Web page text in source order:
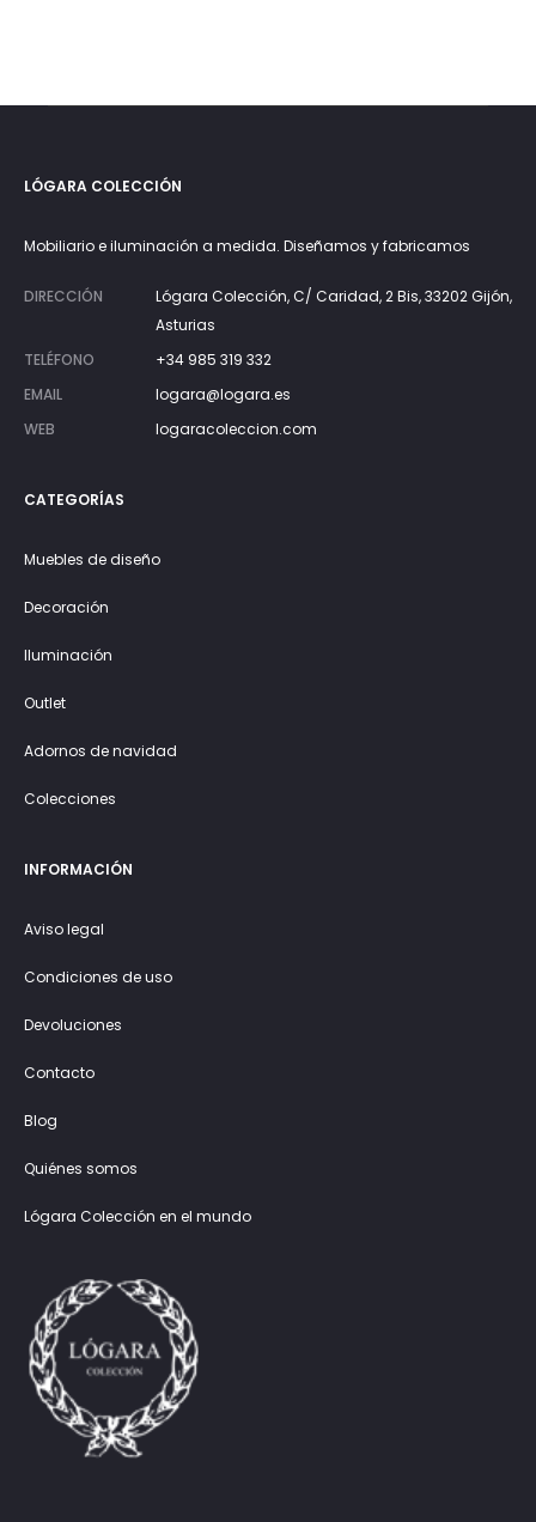
LÓGARA COLECCIÓN
Mobiliario e iluminación a medida. Diseñamos y fabricamos
DIRECCIÓN
Lógara Colección, C/ Caridad, 2 Bis, 33202 Gijón,
Asturias
TELÉFONO
+34 985 319 332
EMAIL
logara@logara.es
WEB
logaracoleccion.com
CATEGORÍAS
Muebles de diseño
Decoración
Iluminación
Outlet
Adornos de navidad
Colecciones
INFORMACIÓN
Aviso legal
Condiciones de uso
Devoluciones
Contacto
Blog
Quiénes somos
Lógara Colección en el mundo